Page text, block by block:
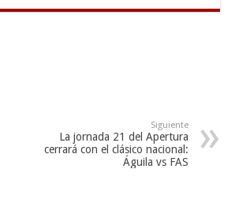
Siguiente
La jornada 21 del Apertura
cerrará con el clásico nacional:
Águila vs FAS